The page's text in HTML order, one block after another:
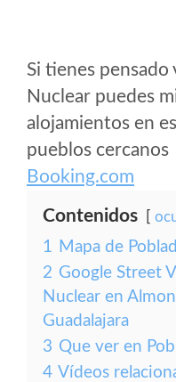
Si tienes pensado
Nuclear puedes
alojamientos en
pueblos cercanos
Booking.com
Contenidos
1 Mapa de
2 Google Street
Nuclear en
Guadalajara
3 Que ver en
4 Vídeos